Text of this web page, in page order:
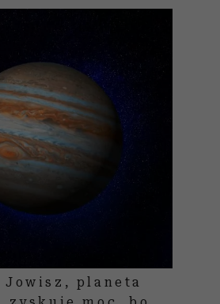
Jowisz, planeta